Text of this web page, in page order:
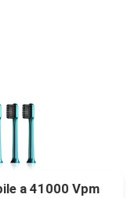
a 41000 Vpm